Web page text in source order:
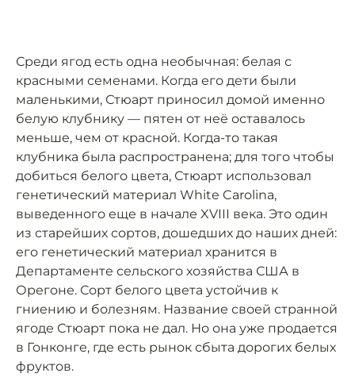
Среди ягод есть одна необычная: белая с
красными семенами. Когда его дети были
маленькими, Стюарт приносил домой именно
белую клубнику — пятен от неё оставалось
меньше, чем от красной. Когда-то такая
клубника была распространена; для того чтобы
добиться белого цвета, Стюарт использовал
генетический материал White Carolina,
выведенного еще в начале XVIII века. Это один
из старейших сортов, дошедших до наших дней:
его генетический материал хранится в
Департаменте сельского хозяйства США в
Орегоне. Сорт белого цвета устойчив к
гниению и болезням. Название своей странной
ягоде Стюарт пока не дал. Но она уже продается
в Гонконге, где есть рынок сбыта дорогих белых
фруктов.